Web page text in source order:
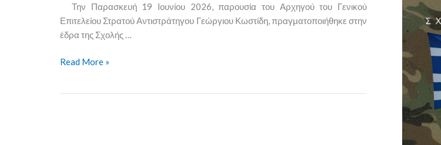
Την Παρασκευή 19 Ιουνίου 2026, παρουσία του Αρχηγού του Γενικού
Επιτελείου Στρατού Αντιστράτηγου Γεώργιου Κωστίδη, πραγματοποιήθηκε στην
έδρα της Σχολής …
Read More »